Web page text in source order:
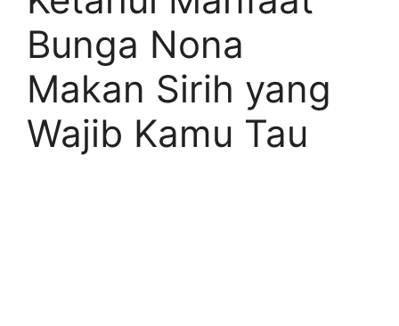
Bunga Nona
Makan Sirih yang
Wajib Kamu Tau